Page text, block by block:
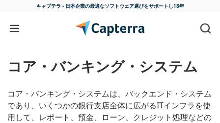
キャプテラ - 日本企業の最適なソフトウェア選びをサポートし18年
コンテンツに移動
コア・バンキング・システム
コア・バンキング・システムは、バックエンド・システム
であり、いくつかの銀行支店全体に広がるITインフラを使
用して、レポート、預金、ローン、クレジット処理などの